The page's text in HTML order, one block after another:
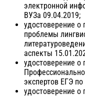
электронной
ВУЗа 09.04.2019;
удостоверение
проблемы
аспекты
удостоверение
экспертов ЕГЭ
удостоверение